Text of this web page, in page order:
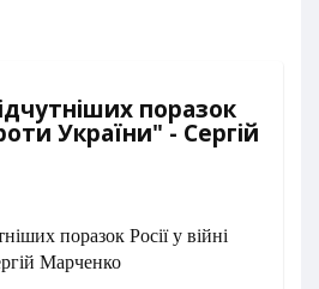
поразок
України" - Сергій